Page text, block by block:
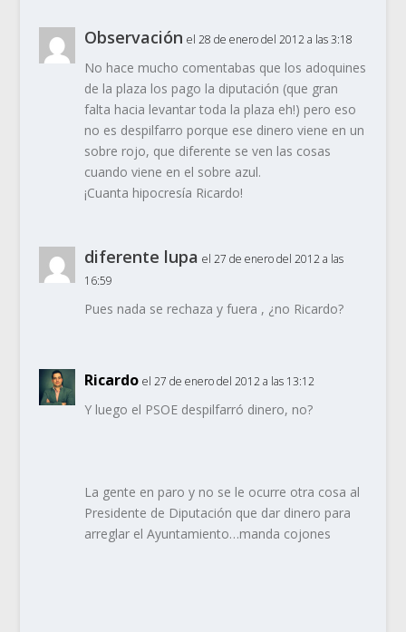
Observación el 28 de enero del 2012 a las 3:18
No hace mucho comentabas que los adoquines
de la plaza los pago la diputación (que gran
falta hacia levantar toda la plaza eh!) pero eso
no es despilfarro porque ese dinero viene en un
sobre rojo, que diferente se ven las cosas
cuando viene en el sobre azul.
¡Cuanta hipocresía Ricardo!
diferente lupa el 27 de enero del 2012 a las
16:59
Pues nada se rechaza y fuera , ¿no Ricardo?
Ricardo el 27 de enero del 2012 a las 13:12
Y luego el PSOE despilfarró dinero, no?
La gente en paro y no se le ocurre otra cosa al
Presidente de Diputación que dar dinero para
arreglar el Ayuntamiento…manda cojones